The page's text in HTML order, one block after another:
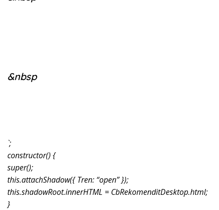
&nbsp
`;
constructor() {
super();
this.attachShadow({ Tren: “open” });
this.shadowRoot.innerHTML = CbRekomenditDesktop.html;
}